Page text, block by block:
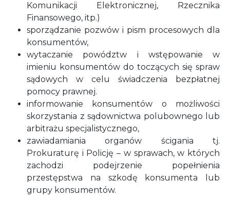
Komunikacji Elektronicznej, Rzecznika
Finansowego, itp.)
sporządzanie pozwów i pism procesowych dla
konsumentów,
wytaczanie powództw i wstępowanie w
imieniu konsumentów do toczących się spraw
sądowych w celu świadczenia bezpłatnej
pomocy prawnej.
informowanie konsumentów o możliwości
skorzystania z sądownictwa polubownego lub
arbitrażu specjalistycznego,
zawiadamiania organów ścigania tj.
Prokuraturę i Policję – w sprawach, w których
zachodzi podejrzenie popełnienia
przestępstwa na szkodę konsumenta lub
grupy konsumentów.